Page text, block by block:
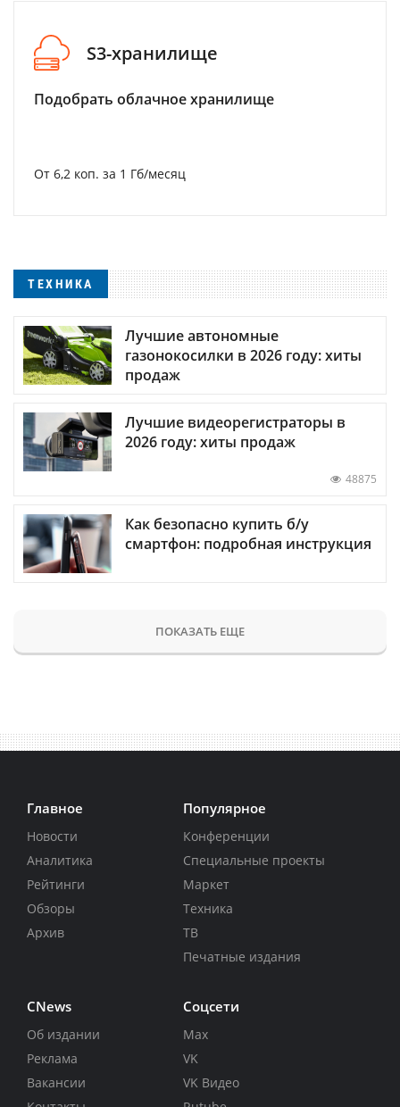
S3-хранилище
Подобрать облачное хранилище
От 6,2 коп. за 1 Гб/месяц
ТЕХНИКА
Лучшие автономные
газонокосилки в 2026 году: хиты
продаж
Лучшие видеорегистраторы в
2026 году: хиты продаж
48875
Как безопасно купить б/у
смартфон: подробная инструкция
ПОКАЗАТЬ ЕЩЕ
Главное
Новости
Аналитика
Рейтинги
Обзоры
Архив
Популярное
Конференции
Специальные проекты
Маркет
Техника
ТВ
Печатные издания
CNews
Об издании
Реклама
Вакансии
Соцсети
Max
VK
VK Видео